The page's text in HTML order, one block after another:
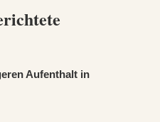
Aufenthalt in